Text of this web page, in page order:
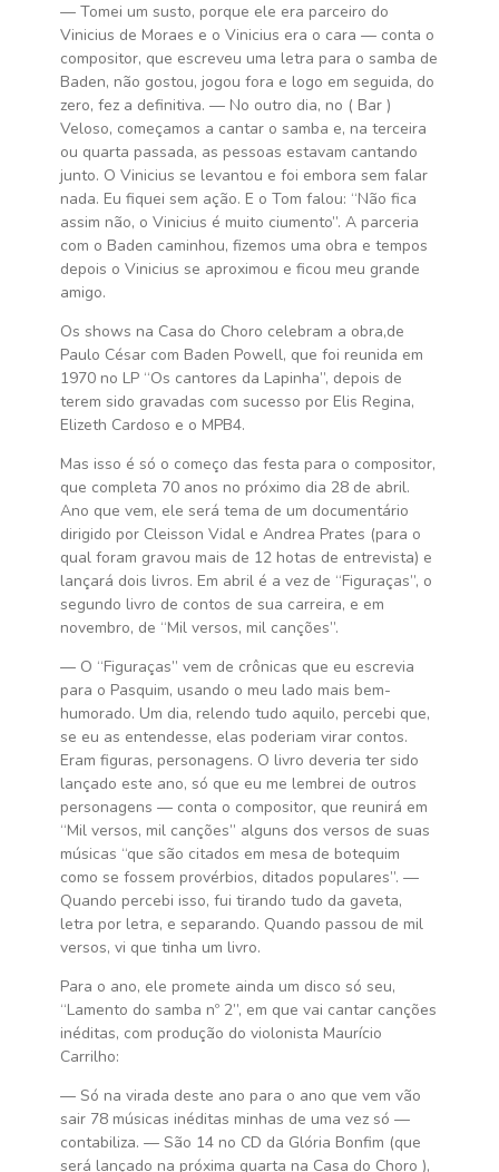
— Tomei um susto, porque ele era parceiro do
Vinicius de Moraes e o Vinicius era o cara — conta o
compositor, que escreveu uma letra para o samba de
Baden, não gostou, jogou fora e logo em seguida, do
zero, fez a definitiva. — No outro dia, no ( Bar )
Veloso, começamos a cantar o samba e, na terceira
ou quarta passada, as pessoas estavam cantando
junto. O Vinicius se levantou e foi embora sem falar
nada. Eu fiquei sem ação. E o Tom falou: “Não fica
assim não, o Vinicius é muito ciumento”. A parceria
com o Baden caminhou, fizemos uma obra e tempos
depois o Vinicius se aproximou e ficou meu grande
amigo.
Os shows na Casa do Choro celebram a obra,de
Paulo César com Baden Powell, que foi reunida em
1970 no LP “Os cantores da Lapinha”, depois de
terem sido gravadas com sucesso por Elis Regina,
Elizeth Cardoso e o MPB4.
Mas isso é só o começo das festa para o compositor,
que completa 70 anos no próximo dia 28 de abril.
Ano que vem, ele será tema de um documentário
dirigido por Cleisson Vidal e Andrea Prates (para o
qual foram gravou mais de 12 hotas de entrevista) e
lançará dois livros. Em abril é a vez de “Figuraças”, o
segundo livro de contos de sua carreira, e em
novembro, de “Mil versos, mil canções”.
— O “Figuraças” vem de crônicas que eu escrevia
para o Pasquim, usando o meu lado mais bem-
humorado. Um dia, relendo tudo aquilo, percebi que,
se eu as entendesse, elas poderiam virar contos.
Eram figuras, personagens. O livro deveria ter sido
lançado este ano, só que eu me lembrei de outros
personagens — conta o compositor, que reunirá em
“Mil versos, mil canções” alguns dos versos de suas
músicas “que são citados em mesa de botequim
como se fossem provérbios, ditados populares”. —
Quando percebi isso, fui tirando tudo da gaveta,
letra por letra, e separando. Quando passou de mil
versos, vi que tinha um livro.
Para o ano, ele promete ainda um disco só seu,
“Lamento do samba nº 2”, em que vai cantar canções
inéditas, com produção do violonista Maurício
Carrilho:
— Só na virada deste ano para o ano que vem vão
sair 78 músicas inéditas minhas de uma vez só —
contabiliza. — São 14 no CD da Glória Bonfim (que
será lançado na próxima quarta na Casa do Choro ),